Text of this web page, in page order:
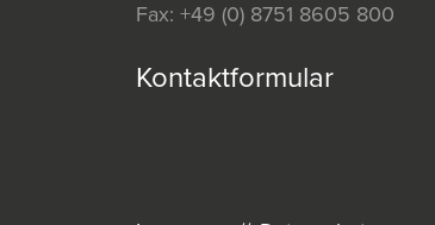
Fax: +49 (0) 8751 8605 800
Kontaktformular